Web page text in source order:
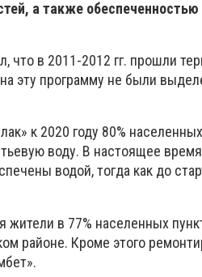
а также обеспеченностью
что в 2011-2012 гг. прошли
эту программу не были
к 2020 году 80%
воду. В настоящее
водой, тогда как до
жители в 77% населенных
районе. Кроме этого